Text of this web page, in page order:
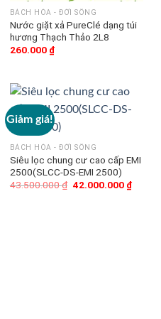
BÁCH HÓA - ĐỜI SỐNG
Nước giặt xả PureClé dạng túi
hương Thạch Thảo 2L8
260.000 ₫
Giảm giá!
BÁCH HÓA - ĐỜI SỐNG
Siêu lọc chung cư cao cấp EMI
2500(SLCC-DS-EMI 2500)
43.500.000₫ Giá
42.000.000 ₫Giá
hiện